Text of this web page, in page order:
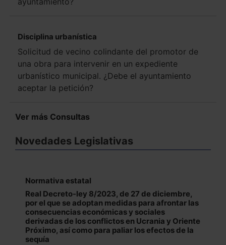
Disciplina urbanística
Solicitud de vecino colindante del promotor de
una obra para intervenir en un expediente
urbanístico municipal. ¿Debe el ayuntamiento
aceptar la petición?
Ver más Consultas
Novedades Legislativas
Normativa estatal
Real Decreto-ley 8/2023, de 27 de diciembre,
por el que se adoptan medidas para afrontar las
consecuencias económicas y sociales
derivadas de los conflictos en Ucrania y Oriente
Próximo, así como para paliar los efectos de la
sequía